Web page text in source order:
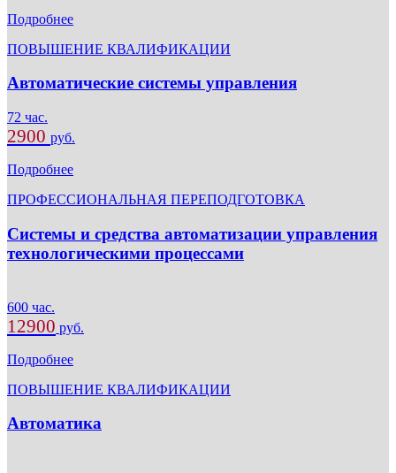
Подробнее
ПОВЫШЕНИЕ КВАЛИФИКАЦИИ
Автоматические системы управления
72 час.
2900 руб.
Подробнее
ПРОФЕССИОНАЛЬНАЯ ПЕРЕПОДГОТОВКА
Системы и средства автоматизации управления
технологическими процессами
600 час.
12900 руб.
Подробнее
ПОВЫШЕНИЕ КВАЛИФИКАЦИИ
Автоматика